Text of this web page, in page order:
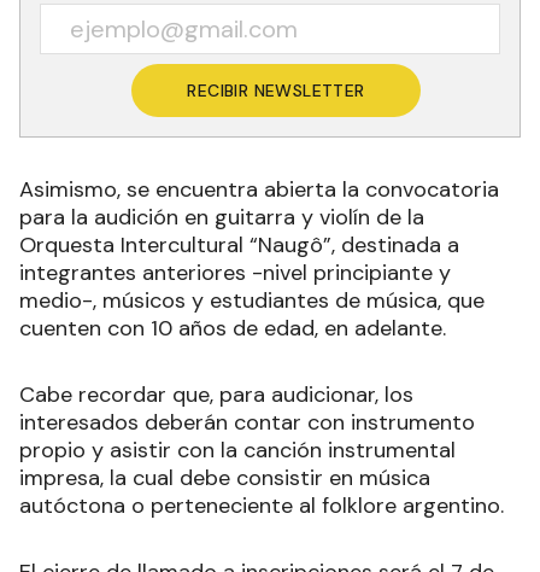
RECIBIR NEWSLETTER
Asimismo, se encuentra abierta la convocatoria
para la audición en guitarra y violín de la
Orquesta Intercultural “Naugô”, destinada a
integrantes anteriores -nivel principiante y
medio-, músicos y estudiantes de música, que
cuenten con 10 años de edad, en adelante.
Cabe recordar que, para audicionar, los
interesados deberán contar con instrumento
propio y asistir con la canción instrumental
impresa, la cual debe consistir en música
autóctona o perteneciente al folklore argentino.